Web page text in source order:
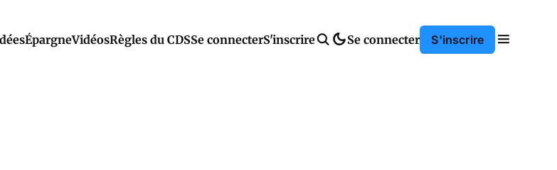
ÉpargneVidéosRègles du CDSSe connecterS'inscrire Se connecter S'inscrire